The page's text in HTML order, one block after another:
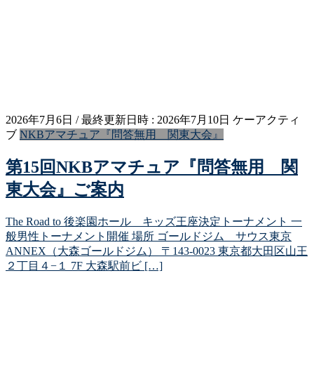
2026年7月6日 / 最終更新日時 : 2026年7月10日 ケーアクティ
ブ NKBアマチュア『問答無用 関東大会』
第15回NKBアマチュア『問答無用 関
東大会』ご案内
The Road to 後楽園ホール キッズ王座決定トーナメント 一
般男性トーナメント開催 場所 ゴールドジム サウス東京
ANNEX（大森ゴールドジム） 〒143-0023 東京都大田区山王
２丁目４−１ 7F 大森駅前ビ […]